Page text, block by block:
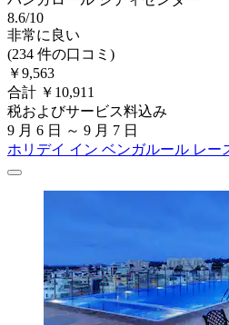
8.6/10
非常に良い
(234 件の口コミ)
￥9,563
合計 ￥10,911
税およびサービス料込み
9 月 6 日 ～ 9 月 7 日
ホリデイ イン ベンガルール レー